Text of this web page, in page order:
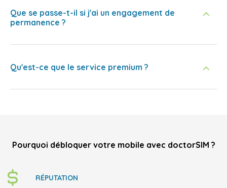
Que se passe-t-il si j'ai un engagement de
permanence ?
Qu'est-ce que le service premium ?
Pourquoi débloquer votre mobile avec doctorSIM ?
RÉPUTATION